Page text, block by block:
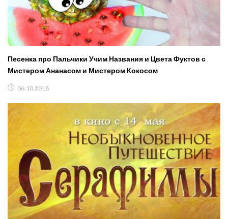
Песенка про Пальчики Учим Названия и Цвета Фуктов с
Мистером Ананасом и Мистером Кокосом
06.10.2018